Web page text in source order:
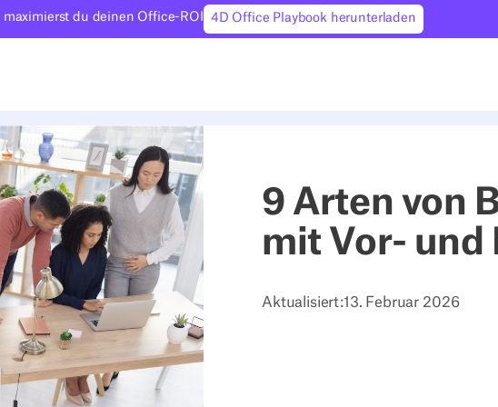
maximierst du deinen Office-ROI 4D Office Playbook herunterladen
9 Arten von
mit Vor- und
Aktualisiert:13. Februar 2026